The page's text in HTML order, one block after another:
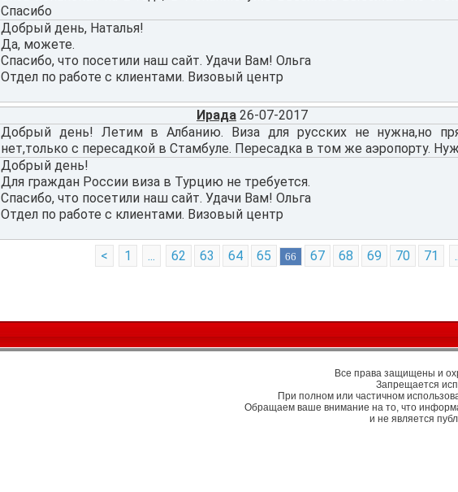
Спасибо
Добрый день, Наталья!
Да, можете.
Спасибо, что посетили наш сайт. Удачи Вам! Ольга
Отдел по работе с клиентами. Визовый центр
Ирада 26-07-2017
Добрый день! Летим в Албанию. Виза для русских не нужна,но
нет,только с пересадкой в Стамбуле. Пересадка в том же аэропорту.
Добрый день!
Для граждан России виза в Турцию не требуется.
Спасибо, что посетили наш сайт. Удачи Вам! Ольга
Отдел по работе с клиентами. Визовый центр
< 1 ... 62 63 64 65 66 67 68 69 70 71
Все права защищены и
Запрещается
При полном или частичном
Обращаем ваше внимание на то, что
и не является